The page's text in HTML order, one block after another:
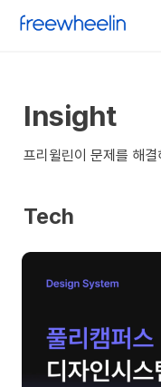
Insight
프리윌린이 문제를 해
Tech